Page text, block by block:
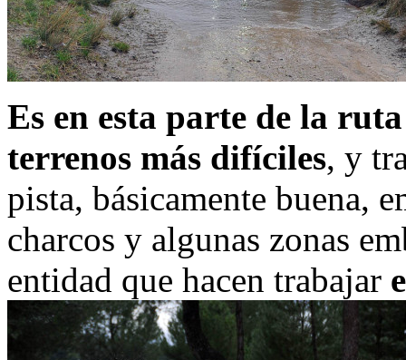
Es en esta parte de la
terrenos más difíciles, y
pista, básicamente buena,
charcos y algunas zonas
entidad que hacen trabajar